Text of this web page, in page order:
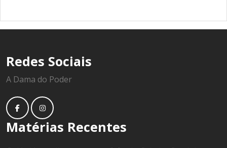
Redes Sociais
A Dama do Poder
Matérias Recentes